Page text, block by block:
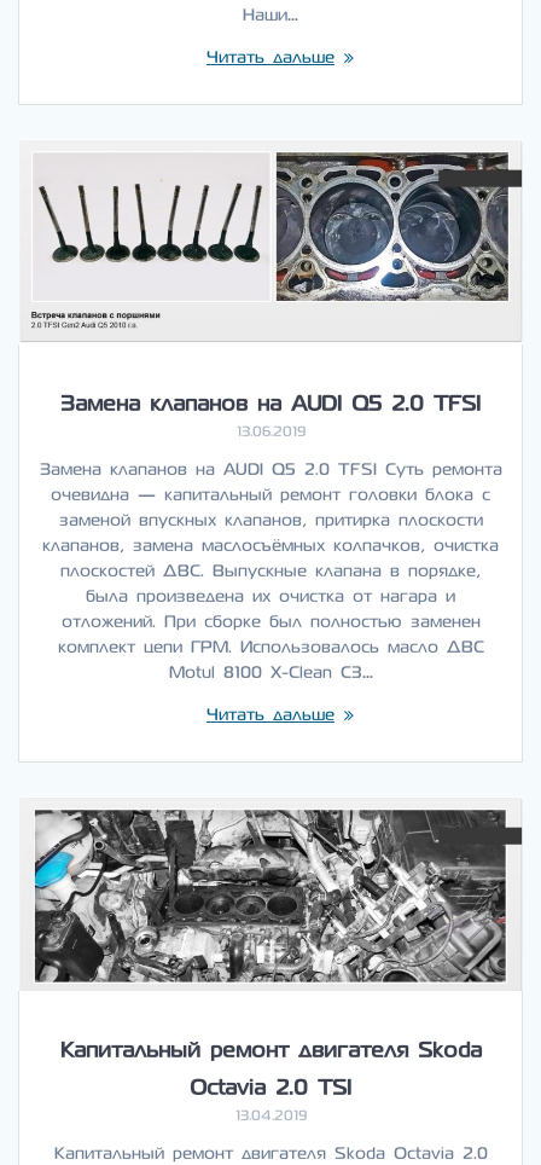
Наши…
Читать дальше
Замена клапанов на AUDI Q5 2.0 TFSI
13.06.2019
Замена клапанов на AUDI Q5 2.0 TFSI Суть ремонта
очевидна — капитальный ремонт головки блока с
заменой впускных клапанов, притирка плоскости
клапанов, замена маслосъёмных колпачков, очистка
плоскостей ДВС. Выпускные клапана в порядке,
была произведена их очистка от нагара и
отложений. При сборке был полностью заменен
комплект цепи ГРМ. Использовалось масло ДВС
Motul 8100 X-Clean C3…
Читать дальше
Капитальный ремонт двигателя Skoda
Octavia 2.0 TSI
13.04.2019
Капитальный ремонт двигателя Skoda Octavia 2.0